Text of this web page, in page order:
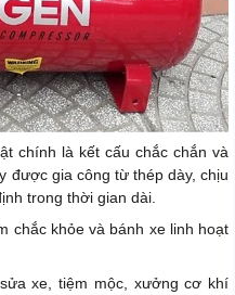
chính là kết cấu chắc chắn và
được gia công từ thép dày, chịu
trong thời gian dài.
chắc khỏe và bánh xe linh hoạt
xe, tiệm mộc, xưởng cơ khí